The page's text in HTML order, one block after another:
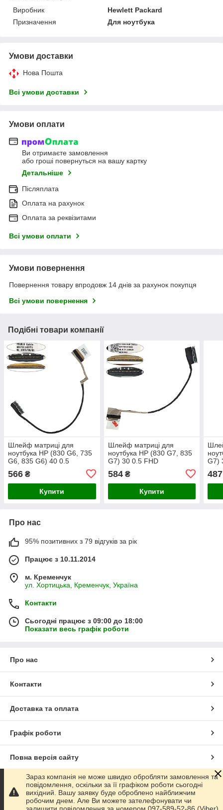
Виробник
Hewlett Packard
Призначення
Для ноутбука
Умови доставки
Нова Пошта
Всі умови доставки
Умови оплати
Ви отримаєте замовлення
або гроші повернуться на вашу картку
Детальніше
Післяплата
Оплата на рахунок
Оплата за реквізитами
Всі умови оплати
Умови повернення
Повернення товару впродовж 14 днів за рахунок покупця
Всі умови повернення
Подібні товари компанії
Шлейф матриці для
ноутбука НР (830 G6, 735
G6, 835 G6) 40 0.5
566 ₴
Купити
Шлейф матриці для
ноутбука HP (830 G7, 835
G7) 30 0.5 FHD
584₴
Купити
G7)
487
Про нас
95% позитивних з 79 відгуків за рік
Працює з 10.11.2014
м. Кременчук
ул. Хортицька, Кременчук, Україна
Контакти
Сьогодні працює з 09:00 до 18:00
Показати весь графік роботи
Про нас
Контакти
Доставка та оплата
Графік роботи
Повна версія сайту
Сайт створено на маркетплейсіProm.ua
Політика конфіденційності
Зараз компанія не може швидко обробляти замовлення та
повідомлення, оскільки за її графіком роботи сьогодні
вихідний. Вашу заявку буде оброблено найближчим
робочим днем. Але Ви можете зателефонувати чи